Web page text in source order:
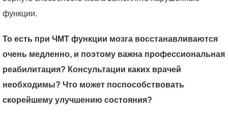
функции.
То есть при ЧМТ функции мозга восстанавливаются
очень медленно, и поэтому важна профессиональная
реабилитация? Консультации каких врачей
необходимы? Что может поспособствовать
скорейшему улучшению состояния?